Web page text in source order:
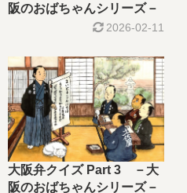
阪のおばちゃんシリーズ－
2026-02-11
大阪弁クイズ Part 3 －大
阪のおばちゃんシリーズ－